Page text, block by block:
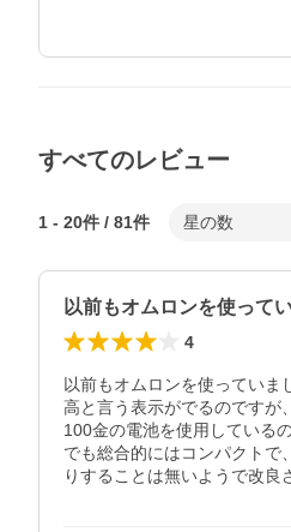
すべてのレビュー
1 - 20件 / 81件 星の数
以前もオムロンを使って
4
以前もオムロンを使ってい
高と言う表示がでるのですが
100金の電池を使用している
でも総合的にはコンパクトで
りすることは無いようで改良